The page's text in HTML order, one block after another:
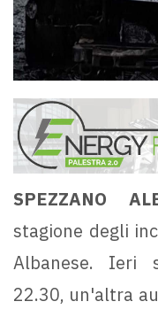
SPEZZANO
stagione degli
Albanese. Ieri
22.30, un'altra